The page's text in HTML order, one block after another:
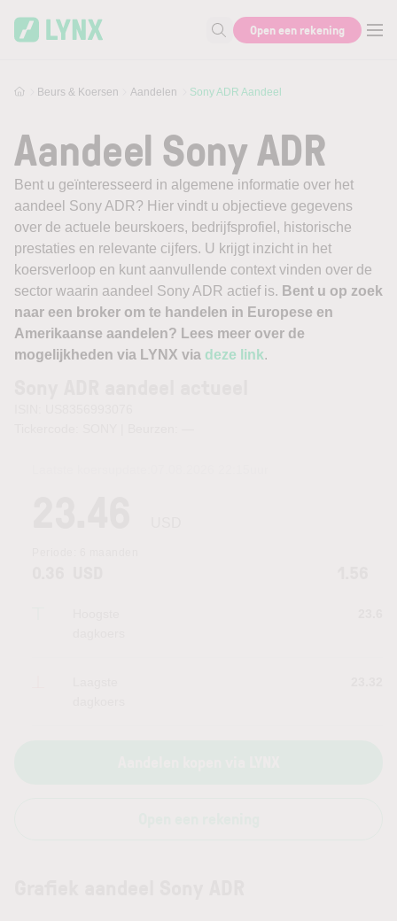
Zoek naar informatie
Open een rekening
Beurs & Koersen Aandelen Sony ADR Aandeel
Aandeel Sony ADR
Bent u geïnteresseerd in algemene informatie over het
aandeel Sony ADR? Hier vindt u objectieve gegevens
over de actuele beurskoers, bedrijfsprofiel, historische
prestaties en relevante cijfers. U krijgt inzicht in het
koersverloop en kunt aanvullende context vinden over de
sector waarin aandeel Sony ADR actief is. Bent u op zoek
naar een broker om te handelen in Europese en
Amerikaanse aandelen? Lees meer over de
mogelijkheden via LYNX via deze link.